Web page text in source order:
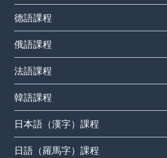
德語課程
俄語課程
法語課程
韓語課程
日本語（漢字）課程
日語（羅馬字）課程